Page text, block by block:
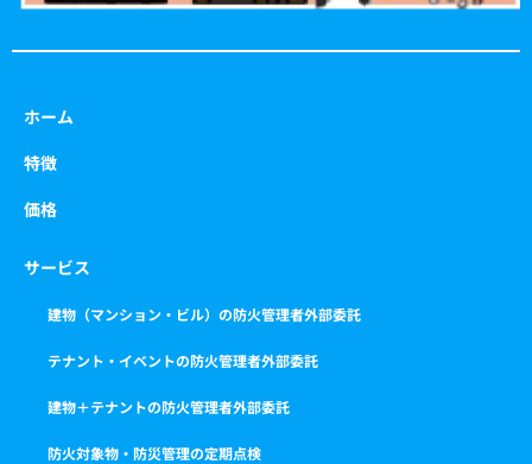
ホーム
特徴
価格
サービス
建物（マンション・ビル）の防火管理者外部委託
テナント・イベントの防火管理者外部委託
建物＋テナントの防火管理者外部委託
防火対象物・防災管理の定期点検